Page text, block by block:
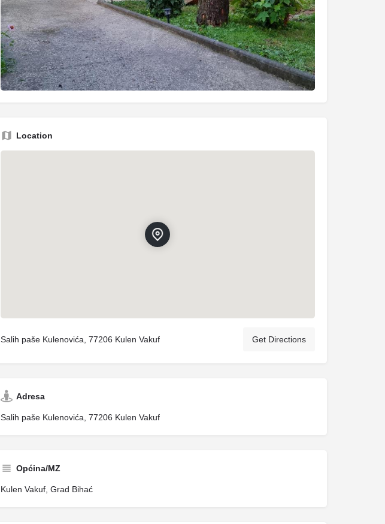
Location
Salih paše Kulenovića, 77206 Kulen Vakuf Get Directions
Adresa
Salih paše Kulenovića, 77206 Kulen Vakuf
Općina/MZ
Kulen Vakuf, Grad Bihać